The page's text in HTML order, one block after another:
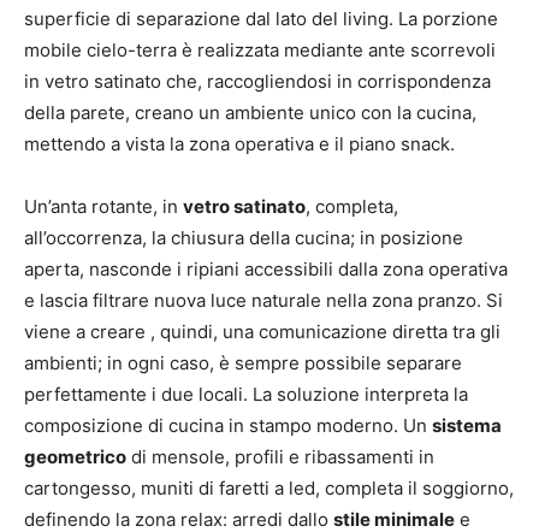
superficie di separazione dal lato del living. La porzione
mobile cielo-terra è realizzata mediante ante scorrevoli
in vetro satinato che, raccogliendosi in corrispondenza
della parete, creano un ambiente unico con la cucina,
mettendo a vista la zona operativa e il piano snack.
Un’anta rotante, in vetro satinato, completa,
all’occorrenza, la chiusura della cucina; in posizione
aperta, nasconde i ripiani accessibili dalla zona operativa
e lascia filtrare nuova luce naturale nella zona pranzo. Si
viene a creare , quindi, una comunicazione diretta tra gli
ambienti; in ogni caso, è sempre possibile separare
perfettamente i due locali. La soluzione interpreta la
composizione di cucina in stampo moderno. Un sistema
geometrico di mensole, profili e ribassamenti in
cartongesso, muniti di faretti a led, completa il soggiorno,
definendo la zona relax: arredi dallo stile minimale e